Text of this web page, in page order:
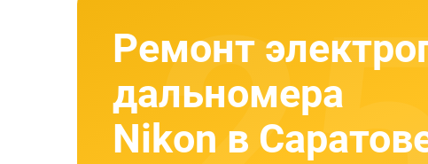
Ремонт
дальномера
Nikon в